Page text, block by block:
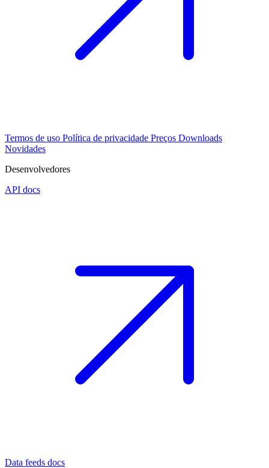
Termos de uso Política de privacidade Preços Downloads
Novidades
Desenvolvedores
API docs
Data feeds docs